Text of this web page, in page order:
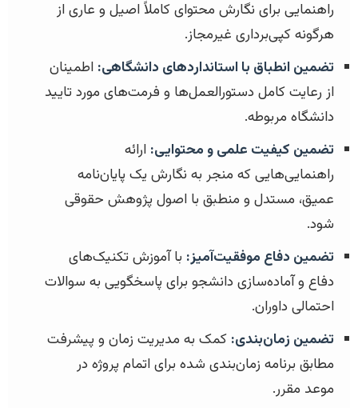
راهنمایی برای نگارش محتوای کاملاً اصیل و عاری از
هرگونه کپی‌برداری غیرمجاز.
تضمین انطباق با استانداردهای دانشگاهی: اطمینان
از رعایت کامل دستورالعمل‌ها و فرمت‌های مورد تایید
دانشگاه مربوطه.
تضمین کیفیت علمی و محتوایی: ارائه
راهنمایی‌هایی که منجر به نگارش یک پایان‌نامه
عمیق، مستدل و منطبق با اصول پژوهش حقوقی
شود.
تضمین دفاع موفقیت‌آمیز: با آموزش تکنیک‌های
دفاع و آماده‌سازی دانشجو برای پاسخگویی به سوالات
احتمالی داوران.
تضمین زمان‌بندی: کمک به مدیریت زمان و پیشرفت
مطابق برنامه زمان‌بندی شده برای اتمام پروژه در
موعد مقرر.